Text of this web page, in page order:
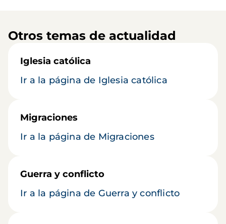
Otros temas de actualidad
Iglesia católica
Ir a la página de Iglesia católica
Migraciones
Ir a la página de Migraciones
Guerra y conflicto
Ir a la página de Guerra y conflicto